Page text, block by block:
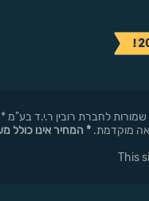
שמורות לחברת רובין
* המחיר אינו כולל
This